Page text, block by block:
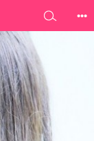
•••